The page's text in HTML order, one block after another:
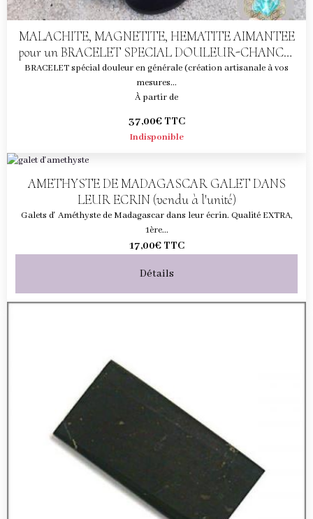
MALACHITE, MAGNETITE, HEMATITE AIMANTEE
pour un BRACELET SPECIAL DOULEUR-CHANCE-
PROTECTION
BRACELET spécial douleur en générale (création artisanale à vos
mesures...
À partir de
37,00€ TTC
Indisponible
AMETHYSTE DE MADAGASCAR GALET DANS
LEUR ECRIN (vendu à l'unité)
Galets d' Améthyste de Madagascar dans leur écrin. Qualité EXTRA,
1ère...
17,00€ TTC
Détails